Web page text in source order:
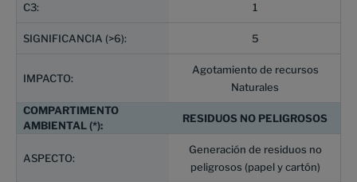
1
5
Agotamiento de recursos
Naturales
RESIDUOS NO PELIGROSOS
Generación de residuos no
peligrosos (papel y cartón)